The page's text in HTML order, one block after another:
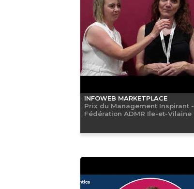
INFOWEB MARKETPLACE
Prix du Management Inspirant -
Fédération ADMR Ile-et-Vilaine